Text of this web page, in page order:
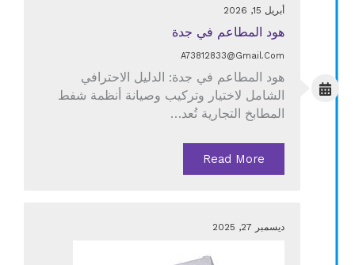
أبريل 15, 2026
هود المطاعم في جدة
A73812833@gmail.com
هود المطاعم في جدة: الدليل الاحترافي
الشامل لاختيار وتركيب وصيانة أنظمة شفط
المطابخ التجارية تُعد…
Read More
ديسمبر 27, 2025